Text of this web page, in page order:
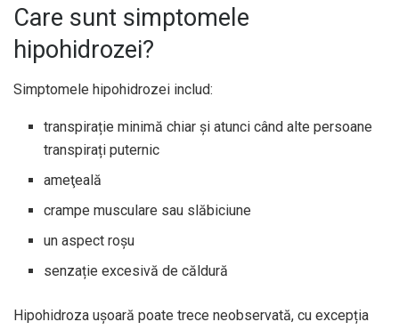
Care sunt simptomele
hipohidrozei?
Simptomele hipohidrozei includ:
transpirație minimă chiar și atunci când alte persoane
transpirați puternic
ameţeală
crampe musculare sau slăbiciune
un aspect roșu
senzație excesivă de căldură
Hipohidroza ușoară poate trece neobservată, cu excepția